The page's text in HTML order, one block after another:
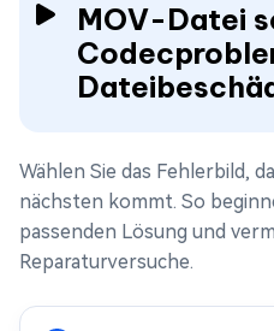
MOV-Datei
Wählen Sie das Fehlerbild,
nächsten kommt. So
passenden Lösung und
Reparaturversuche.